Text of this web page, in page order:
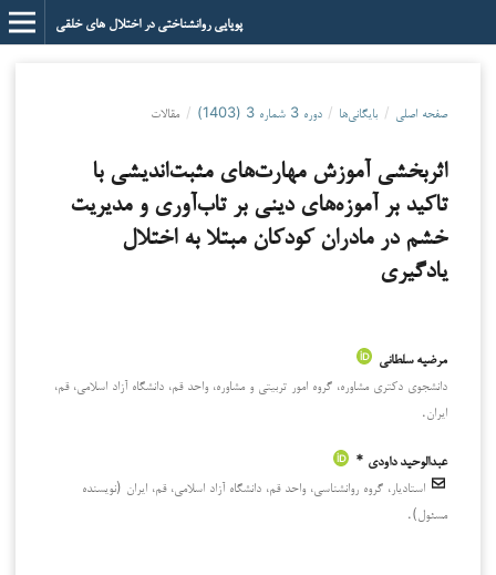
پویایی روانشناختی در اختلال های خلقی
صفحه اصلی / بایگانی‌ها / دوره 3 شماره 3 (1403) / مقالات
اثربخشی آموزش مهارت‌های مثبت‌اندیشی با
تاکید بر آموزه‌های دینی بر تاب‌آوری و مدیریت
خشم در مادران کودکان مبتلا به اختلال
یادگیری
مرضیه سلطانی
دانشجوی دکتری مشاوره، گروه امور تربیتی و مشاوره، واحد قم، دانشگاه آزاد اسلامی، قم،
ایران.
عبدالوحید داودی *
استادیار، گروه روانشناسی، واحد قم، دانشگاه آزاد اسلامی، قم، ایران (نویسنده
مسئول).